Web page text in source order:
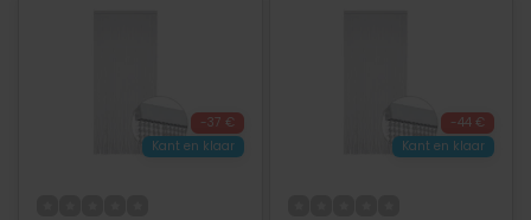
-37 €
Kant en klaar
-44 €
Kant en klaar